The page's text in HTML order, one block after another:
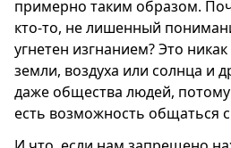
примерно таким образом.
кто-то, не лишенный
угнетен изгнанием? Это
земли, воздуха или солнца и
даже общества людей, потому
есть возможность общаться